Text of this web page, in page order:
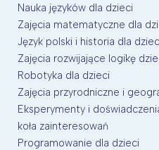
Nauka języków dla dzieci
Zajęcia matematyczne dla
Język polski i historia dla
Zajęcia rozwijające logikę
Robotyka dla dzieci
Zajęcia przyrodniczne i
Eksperymenty i
koła zainteresowań
Programowanie dla dzieci